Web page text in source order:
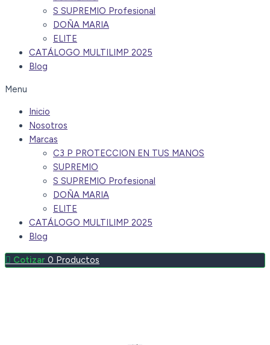
S SUPREMIO Profesional
DOÑA MARIA
ELITE
CATÁLOGO MULTILIMP 2025
Blog
Menu
Inicio
Nosotros
Marcas
C3 P PROTECCION EN TUS MANOS
SUPREMIO
S SUPREMIO Profesional
DOÑA MARIA
ELITE
CATÁLOGO MULTILIMP 2025
Blog
0 Productos